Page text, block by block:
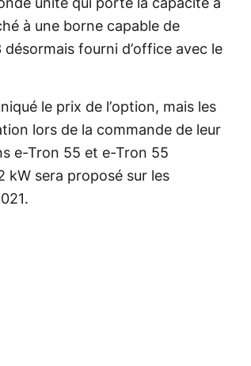
unité qui porte la capacité à
à une borne capable de
fourni d’office avec le
le prix de l’option, mais les
lors de la commande de leur
e-Tron 55 et e-Tron 55
kW sera proposé sur les